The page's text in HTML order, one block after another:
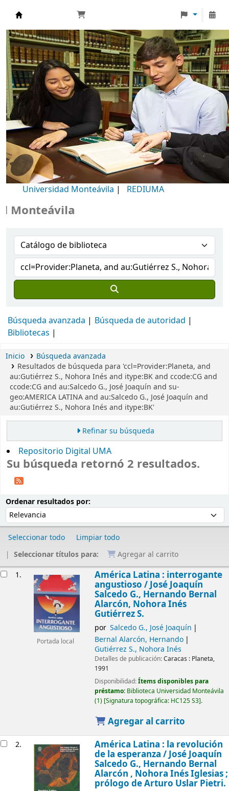
Biblioteca Universidad Monteávila
Universidad Monteávila | REDIUMA
Búsqueda avanzada
Búsqueda de autoridad
Bibliotecas
Inicio
Búsqueda avanzada
Resultados de búsqueda para 'ccl=Provider:Planeta, and
au:Gutiérrez S., Nohora Inés and itype:BK and ccode:CG and
ccode:CG and au:Salcedo G., José Joaquín and su-
geo:AMERICA LATINA and au:Salcedo G., José Joaquín and
au:Gutiérrez S., Nohora Inés and itype:BK'
Refinar su búsqueda
Repositorio Digital UMA
Su búsqueda retornó 2 resultados.
Ordenar resultados por:
Seleccionar todo
Limpiar todo
Seleccionar títulos para:
Agregar al carrito
1.
Portada local
América Latina : interrogante
angustioso /José Joaquín
Salcedo G., Hernando Bernal
Alarcón, Nohora Inés
Gutiérrez S.
por Salcedo G., José Joaquín
Bernal Alarcón, Hernando
Gutiérrez S., Nohora Inés
Detalles de publicación:Caracas : Planeta,
1991
Disponibilidad:Ítems disponibles para
préstamo: Biblioteca Universidad Monteávila
(1) Signatura topográfica: HC125 S3 .
Agregar al carrito
2. América Latina : la revolución
de la esperanza /José Joaquín
Salcedo G., Hernando Bernal
Alarcón , Nohora Inés Iglesias ;
prólogo de Arturo Uslar Pietri.